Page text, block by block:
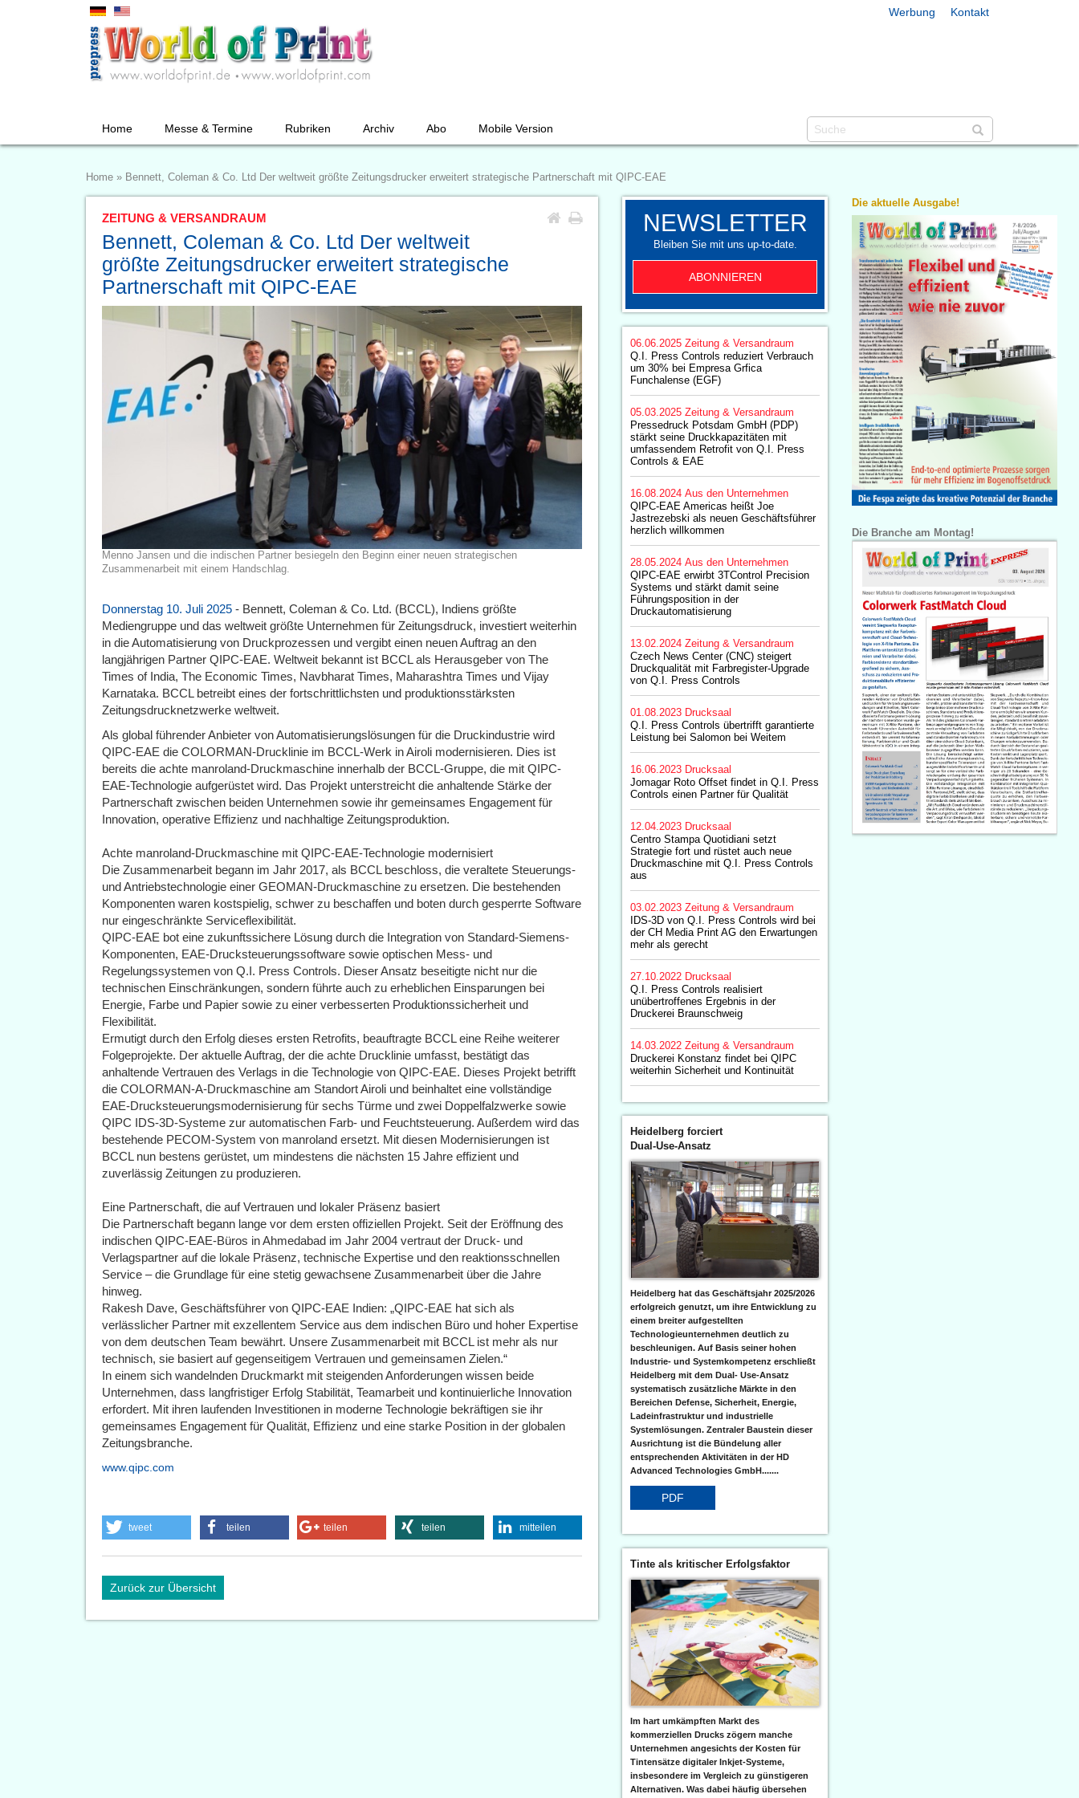
Werbung Kontakt
Home Messe & Termine Rubriken Archiv Abo Mobile Version
Home » Bennett, Coleman & Co. Ltd Der weltweit größte Zeitungsdrucker erweitert strategische Partnerschaft mit QIPC-EAE
ZEITUNG & VERSANDRAUM
Bennett, Coleman & Co. Ltd Der weltweit
größte Zeitungsdrucker erweitert strategische
Partnerschaft mit QIPC-EAE
Menno Jansen und die indischen Partner besiegeln den Beginn einer neuen strategischen
Zusammenarbeit mit einem Handschlag.
Donnerstag 10. Juli 2025 - Bennett, Coleman & Co. Ltd. (BCCL), Indiens größte
Mediengruppe und das weltweit größte Unternehmen für Zeitungsdruck, investiert weiterhin
in die Automatisierung von Druckprozessen und vergibt einen neuen Auftrag an den
langjährigen Partner QIPC-EAE. Weltweit bekannt ist BCCL als Herausgeber von The
Times of India, The Economic Times, Navbharat Times, Maharashtra Times und Vijay
Karnataka. BCCL betreibt eines der fortschrittlichsten und produktionsstärksten
Zeitungsdrucknetzwerke weltweit.
Als global führender Anbieter von Automatisierungslösungen für die Druckindustrie wird
QIPC-EAE die COLORMAN-Drucklinie im BCCL-Werk in Airoli modernisieren. Dies ist
bereits die achte manroland-Druckmaschine innerhalb der BCCL-Gruppe, die mit QIPC-
EAE-Technologie aufgerüstet wird. Das Projekt unterstreicht die anhaltende Stärke der
Partnerschaft zwischen beiden Unternehmen sowie ihr gemeinsames Engagement für
Innovation, operative Effizienz und nachhaltige Zeitungsproduktion.
Achte manroland-Druckmaschine mit QIPC-EAE-Technologie modernisiert
Die Zusammenarbeit begann im Jahr 2017, als BCCL beschloss, die veraltete Steuerungs-
und Antriebstechnologie einer GEOMAN-Druckmaschine zu ersetzen. Die bestehenden
Komponenten waren kostspielig, schwer zu beschaffen und boten durch gesperrte Software
nur eingeschränkte Serviceflexibilität.
QIPC-EAE bot eine zukunftssichere Lösung durch die Integration von Standard-Siemens-
Komponenten, EAE-Drucksteuerungssoftware sowie optischen Mess- und
Regelungssystemen von Q.I. Press Controls. Dieser Ansatz beseitigte nicht nur die
technischen Einschränkungen, sondern führte auch zu erheblichen Einsparungen bei
Energie, Farbe und Papier sowie zu einer verbesserten Produktionssicherheit und
Flexibilität.
Ermutigt durch den Erfolg dieses ersten Retrofits, beauftragte BCCL eine Reihe weiterer
Folgeprojekte. Der aktuelle Auftrag, der die achte Drucklinie umfasst, bestätigt das
anhaltende Vertrauen des Verlags in die Technologie von QIPC-EAE. Dieses Projekt betrifft
die COLORMAN-A-Druckmaschine am Standort Airoli und beinhaltet eine vollständige
EAE-Drucksteuerungsmodernisierung für sechs Türme und zwei Doppelfalzwerke sowie
QIPC IDS-3D-Systeme zur automatischen Farb- und Feuchtsteuerung. Außerdem wird das
bestehende PECOM-System von manroland ersetzt. Mit diesen Modernisierungen ist
BCCL nun bestens gerüstet, um mindestens die nächsten 15 Jahre effizient und
zuverlässig Zeitungen zu produzieren.
Eine Partnerschaft, die auf Vertrauen und lokaler Präsenz basiert
Die Partnerschaft begann lange vor dem ersten offiziellen Projekt. Seit der Eröffnung des
indischen QIPC-EAE-Büros in Ahmedabad im Jahr 2004 vertraut der Druck- und
Verlagspartner auf die lokale Präsenz, technische Expertise und den reaktionsschnellen
Service – die Grundlage für eine stetig gewachsene Zusammenarbeit über die Jahre
hinweg.
Rakesh Dave, Geschäftsführer von QIPC-EAE Indien: „QIPC-EAE hat sich als
verlässlicher Partner mit exzellentem Service aus dem indischen Büro und hoher Expertise
von dem deutschen Team bewährt. Unsere Zusammenarbeit mit BCCL ist mehr als nur
technisch, sie basiert auf gegenseitigem Vertrauen und gemeinsamen Zielen.“
In einem sich wandelnden Druckmarkt mit steigenden Anforderungen wissen beide
Unternehmen, dass langfristiger Erfolg Stabilität, Teamarbeit und kontinuierliche Innovation
erfordert. Mit ihren laufenden Investitionen in moderne Technologie bekräftigen sie ihr
gemeinsames Engagement für Qualität, Effizienz und eine starke Position in der globalen
Zeitungsbranche.
www.qipc.com
tweet teilen teilen teilen mitteilen
Zurück zur Übersicht
NEWSLETTER
Bleiben Sie mit uns up-to-date.
ABONNIEREN
06.06.2025 Zeitung & Versandraum
Q.I. Press Controls reduziert Verbrauch
um 30% bei Empresa Grfica
Funchalense (EGF)
05.03.2025 Zeitung & Versandraum
Pressedruck Potsdam GmbH (PDP)
stärkt seine Druckkapazitäten mit
umfassendem Retrofit von Q.I. Press
Controls & EAE
16.08.2024 Aus den Unternehmen
QIPC-EAE Americas heißt Joe
Jastrezebski als neuen Geschäftsführer
herzlich willkommen
28.05.2024 Aus den Unternehmen
QIPC-EAE erwirbt 3TControl Precision
Systems und stärkt damit seine
Führungsposition in der
Druckautomatisierung
13.02.2024 Zeitung & Versandraum
Czech News Center (CNC) steigert
Druckqualität mit Farbregister-Upgrade
von Q.I. Press Controls
01.08.2023 Drucksaal
Q.I. Press Controls übertrifft garantierte
Leistung bei Salomon bei Weitem
16.06.2023 Drucksaal
Jomagar Roto Offset findet in Q.I. Press
Controls einen Partner für Qualität
12.04.2023 Drucksaal
Centro Stampa Quotidiani setzt
Strategie fort und rüstet auch neue
Druckmaschine mit Q.I. Press Controls
aus
03.02.2023 Zeitung & Versandraum
IDS-3D von Q.I. Press Controls wird bei
der CH Media Print AG den Erwartungen
mehr als gerecht
27.10.2022 Drucksaal
Q.I. Press Controls realisiert
unübertroffenes Ergebnis in der
Druckerei Braunschweig
14.03.2022 Zeitung & Versandraum
Druckerei Konstanz findet bei QIPC
weiterhin Sicherheit und Kontinuität
Heidelberg forciert
Dual-Use-Ansatz
Heidelberg hat das Geschäftsjahr 2025/2026
erfolgreich genutzt, um ihre Entwicklung zu
einem breiter aufgestellten
Technologieunternehmen deutlich zu
beschleunigen. Auf Basis seiner hohen
Industrie- und Systemkompetenz erschließt
Heidelberg mit dem Dual- Use-Ansatz
systematisch zusätzliche Märkte in den
Bereichen Defense, Sicherheit, Energie,
Ladeinfrastruktur und industrielle
Systemlösungen. Zentraler Baustein dieser
Ausrichtung ist die Bündelung aller
entsprechenden Aktivitäten in der HD
Advanced Technologies GmbH.......
PDF
Tinte als kritischer Erfolgsfaktor
Im hart umkämpften Markt des
kommerziellen Drucks zögern manche
Unternehmen angesichts der Kosten für
Tintensätze digitaler Inkjet-Systeme,
insbesondere im Vergleich zu günstigeren
Alternativen. Was dabei häufig übersehen
Die aktuelle Ausgabe!
Die Branche am Montag!